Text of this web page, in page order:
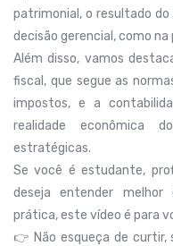
patrimonial, o resultado
decisão gerencial, como
Além disso, vamos
fiscal, que segue as
impostos, e a
realidade econômica
estratégicas.
Se você é estudante,
deseja entender
prática, este vídeo é para
👉 Não esqueça de curtir,